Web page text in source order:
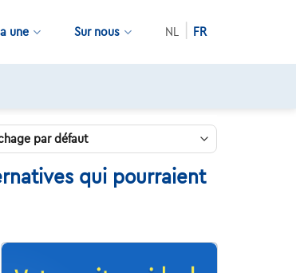
une Sur nous NL FR
qui pourraient